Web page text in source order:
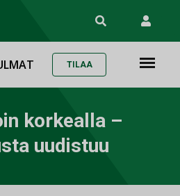
TILAA
korkealla –
uudistuu